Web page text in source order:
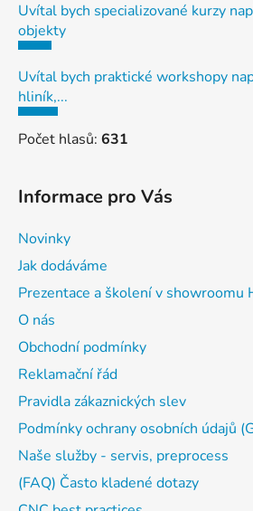
Uvítal bych specializované kurzy
objekty
Uvítal bych praktické workshopy
hliník,...
Počet hlasů: 631
Informace pro Vás
Novinky
Jak dodáváme
Prezentace a školení v showroomu
O nás
Obchodní podmínky
Reklamační řád
Pravidla zákaznických slev
Podmínky ochrany osobních údajů
Naše služby - servis, preprocess
(FAQ) Často kladené dotazy